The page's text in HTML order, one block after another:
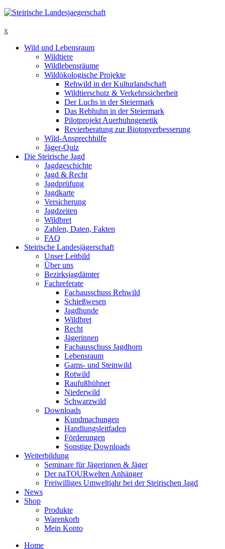
x
Wild und Lebensraum
Wildtiere
Wildlebensräume
Wildökologische Projekte
Rehwild in der Kulturlandschaft
Wildtierschutz & Verkehrssicherheit
Der Luchs in der Steiermark
Das Rebhuhn in der Steiermark
Pilotprojekt Auerhuhngenetik
Revierberatung zur Biotopverbesserung
Wild-Ansprechhilfe
Jäger-Quiz
Die Steirische Jagd
Jagdgeschichte
Jagd & Recht
Jagdprüfung
Jagdkarte
Versicherung
Jagdzeiten
Wildbret
Zahlen, Daten, Fakten
FAQ
Steirische Landesjägerschaft
Unser Leitbild
Über uns
Bezirksjagdämter
Fachreferate
Fachausschuss Rehwild
Schießwesen
Jagdhunde
Wildbret
Recht
Jägerinnen
Fachausschuss Jagdhorn
Lebensraum
Gams- und Steinwild
Rotwild
Raufußhühner
Niederwild
Schwarzwild
Downloads
Kundmachungen
Handlungsleitfaden
Förderungen
Sonstige Downloads
Weiterbildung
Seminare für Jägerinnen & Jäger
Der naTOURwelten Anhänger
Freiwilliges Umweltjahr bei der Steirischen Jagd
News
Shop
Produkte
Warenkorb
Mein Konto
Home